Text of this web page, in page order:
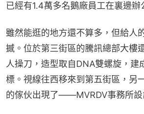
已經有1.4萬多名鵝廠員工在裏邊辦
雖然能逛的地方還不算多，但給人
撼。位於第三街區的騰訊總部大樓
人操刀，造型取自DNA雙螺旋，建
標。視線往西移來到第五街區，另
的傢伙出現了——MVRDV事務所設